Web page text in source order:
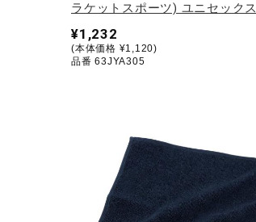
ラケットスポーツ) ユニセックス
¥1,232
(本体価格 ¥1,120)
品番 63JYA305